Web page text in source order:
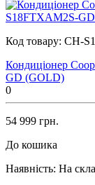
Код товару: CH-
Кондиціонер
GD (GOLD)
0
54 999 грн.
До кошика
Наявність: На